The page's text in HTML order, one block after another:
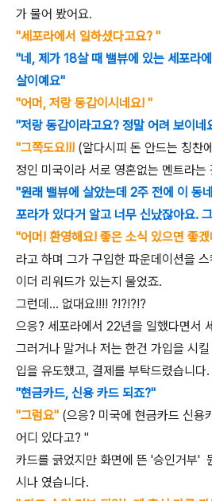
가 물어 봤어요.
"세포라에서 일하셨다고요? "
"네, 제가 18살 때 밸뷰에 있는 세포라
살이예요"
"어머, 저랑 동갑이시네요! "
"저랑 동갑이라고요? 정말 어려 보이네
"그쪽도요!!! (알다시피 돈 안드는 칭찬
정인 미국이라 서로 영혼없는 멘트라는
"원래 밸뷰에 살았는데 2주 전에 이 동
포라가 있다거 알고 너무 신났잖아요.
"어머! 환영해요! 좋은 소식 있으면 좋
라고 하며 그가 구입한 파운데이션을
이더 리워드가 있는지 물었죠.
그런데... 없대요!!!! ?!?!?!?
으응? 세포라에서 22년을 일했다면서
그러거나 말거나 저는 한건 가입을 시
입을 유도했고, 결제를 부탁드렸습니다.
"현금카드, 신용 카드 되죠?"
"그럼요" (으응? 미국에 현금카드 신용
어디 있다고? "
카드를 긁었지만 화면에 뜬 '승인거부'
시나 였습니다.